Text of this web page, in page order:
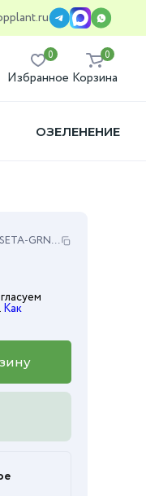
0
Избранное
0
Корзина
ОЗЕЛЕНЕНИЕ
GRN-15-35
Как